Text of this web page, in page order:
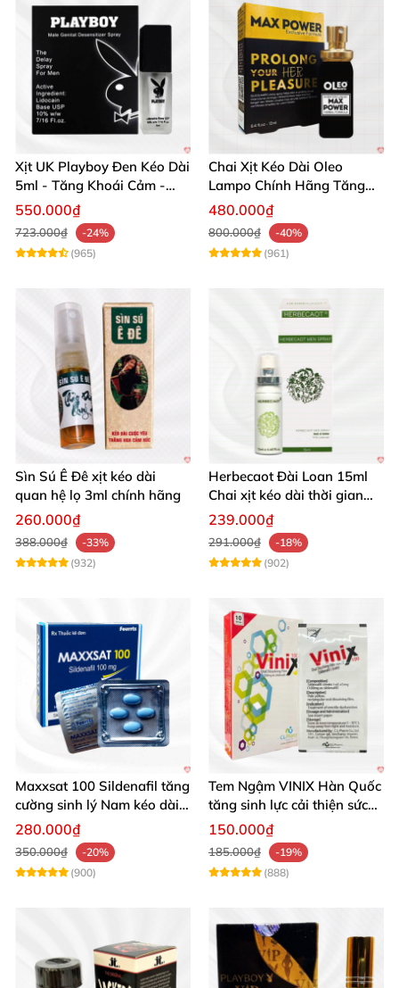
Xịt UK Playboy Đen Kéo Dài
5ml - Tăng Khoái Cảm -
Đặt Ngay
550.000₫
723.000₫
-24%
(965)
Chai Xịt Kéo Dài Oleo
Lampo Chính Hãng Tăng
Cường Sức Mạnh Nam
480.000₫
800.000₫
-40%
(961)
Sìn Sú Ê Đê xịt kéo dài
quan hệ lọ 3ml chính hãng
260.000₫
388.000₫
-33%
(932)
Herbecaot Đài Loan 15ml
Chai xịt kéo dài thời gian
hiệu quả
239.000₫
291.000₫
-18%
(902)
Maxxsat 100 Sildenafil tăng
cường sinh lý Nam kéo dài
hiệu quả
280.000₫
350.000₫
-20%
(900)
Tem Ngậm VINIX Hàn Quốc
tăng sinh lực cải thiện sức
khỏe phái mạnh
150.000₫
185.000₫
-19%
(888)